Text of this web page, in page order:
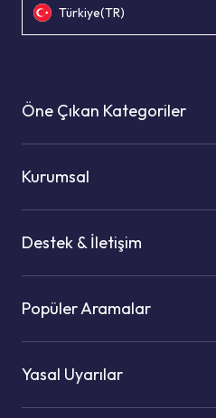
Türkiye(TR)
Öne Çıkan Kategoriler
Kurumsal
Destek & İletişim
Popüler Aramalar
Yasal Uyarılar